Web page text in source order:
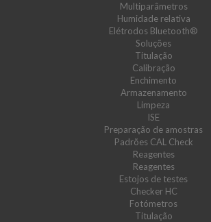
Multiparâmetros
Humidade relativa
Elétrodos Bluetooth®
Soluções
Titulação
Calibração
Enchimento
Armazenamento
Limpeza
ISE
Preparação de amostras
Padrões CAL Check
Reagentes
Reagentes
Estojos de testes
Checker HC
Fotómetros
Titulação